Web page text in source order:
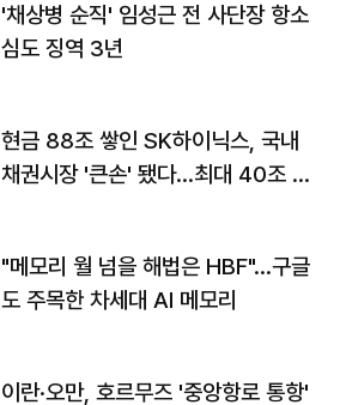
'채상병 순직' 임성근 전 사단장 항소
심도 징역 3년
현금 88조 쌓인 SK하이닉스, 국내
채권시장 '큰손' 됐다…최대 40조 투
"메모리 월 넘을 해법은 HBF"…구글
도 주목한 차세대 AI 메모리
이란·오만, 호르무즈 '중앙항로 통항'